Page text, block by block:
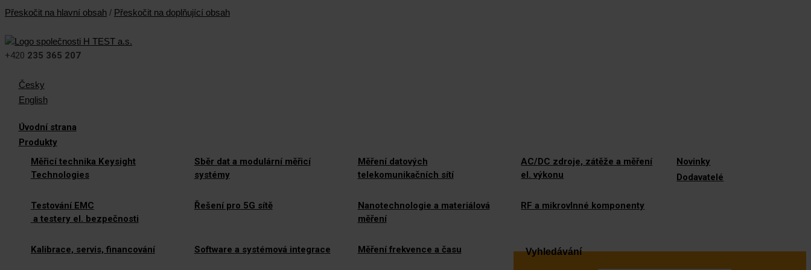
Přeskočit na hlavní obsah / Přeskočit na doplňující obsah
+420 235 365 207
Česky
English
Úvodní strana
Produkty
Měřicí technika Keysight
Technologies
Sběr dat a modulární měřicí
systémy
Měření datových
telekomunikačních sítí
AC/DC zdroje, zátěže a měření
el. výkonu
Testování EMC
a testery el. bezpečnosti
Řešení pro 5G sítě
Nanotechnologie a materiálová
měření
RF a mikrovlnné komponenty
Kalibrace, servis, financování Software a systémová integrace Měření frekvence a času
Novinky
Dodavatelé
Vyhledávání